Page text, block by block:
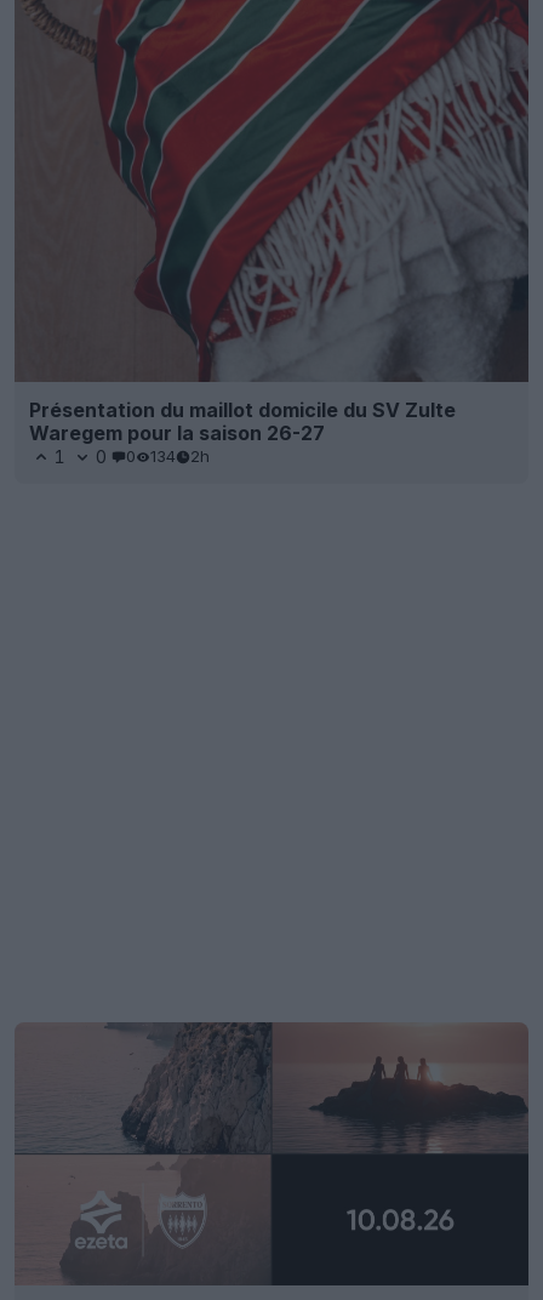
Présentation du maillot domicile du SV Zulte
Waregem pour la saison 26-27
1 0 0 134 2h